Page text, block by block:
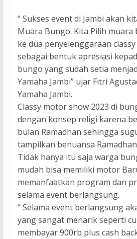
“ Sukses event di Jambi akan
Muara Bungo. Kita Pilih
ke dua penyelenggaraan
sebagai bentuk apresiasi
bungo yang sudah setia
Yamaha Jambi” ujar Fitri
Yamaha Jambi.
Classy motor show 2023 di
dengan konsep religi karena
bulan Ramadhan sehingga
tampilkan benuansa
Tidak hanya itu saja warga
mudah bisa memiliki motor
memanfaatkan program dan
selama event berlangsung.
“ Selama event berlangsung
yang sangat menarik seperti
membayar 900rb plus cash